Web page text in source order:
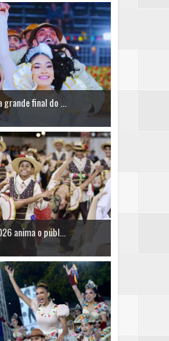
final do ...
anima o públ...